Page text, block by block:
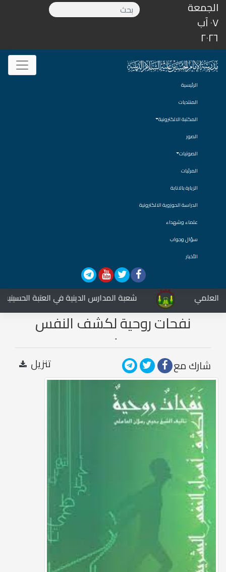
الجمعة
٠٧ آب
٢٠٢٦
الرئيسية
المنتديات
المكتبة الالكترونية
الصور
الصوتيات
المرئيات
الزيارة بالانابة
الدراسة الحوزوية الالكترونية
علماء وشهداء
سؤال وجواب
الأخبار
شعبة المدارس الدينية في العتبة الحسينية
نفحات روحية لكشف النفس
البشرية
شارك مع تنزيل